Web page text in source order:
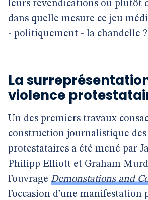
leurs revendications ou plutôt
dans quelle mesure ce jeu
- politiquement - la chandelle ?
La
violence
Un des premiers travaux
construction journalistique des
protestataires a été mené par
Philipp Elliott et Graham
l’ouvrage Demonstations and
l’occasion d’une manifestation